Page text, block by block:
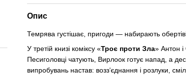
Опис
Темрява густішає, пригоди — набирають
У третій книзі коміксу «Троє проти Зла» Антон
Песиголовці чатують, Вирлоок готує напад, а
випробувань настав: возз’єднання і розлуки,